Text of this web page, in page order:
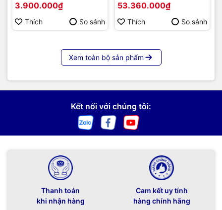
3.900.000₫
Thích So sánh
Hàng chính hãng
53.360.000₫
Thích So sánh
Xem toàn bộ sản phẩm
Kết nối với chúng tôi:
Thanh toán
khi nhận hàng
Cam kết uy tính
hàng chính hãng